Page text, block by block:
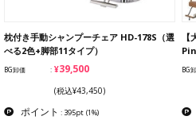
枕付き手動シャンプーチェア HD-178S（選
べる2色+脚部11タイプ）
BG卸価 ¥39,500
(税込¥43,450)
ポイント : 395pt (1%)
BG